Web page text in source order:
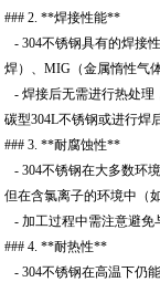
### 2. **焊接性能**
- 304不锈钢具有的焊接
焊）、MIG（金属惰性气
- 焊接后无需进行热处理
碳型304L不锈钢或进行焊
### 3. **耐腐蚀性**
- 304不锈钢在大多数环
但在含氯离子的环境中（
- 加工过程中需注意避免
### 4. **耐热性**
- 304不锈钢在高温下仍